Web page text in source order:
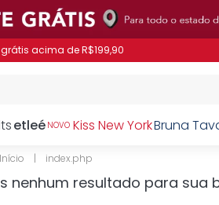
grátis acima de R$199,90
etleé NOVO Kiss New YorkBruna
index.php
nenhum resultado para sua